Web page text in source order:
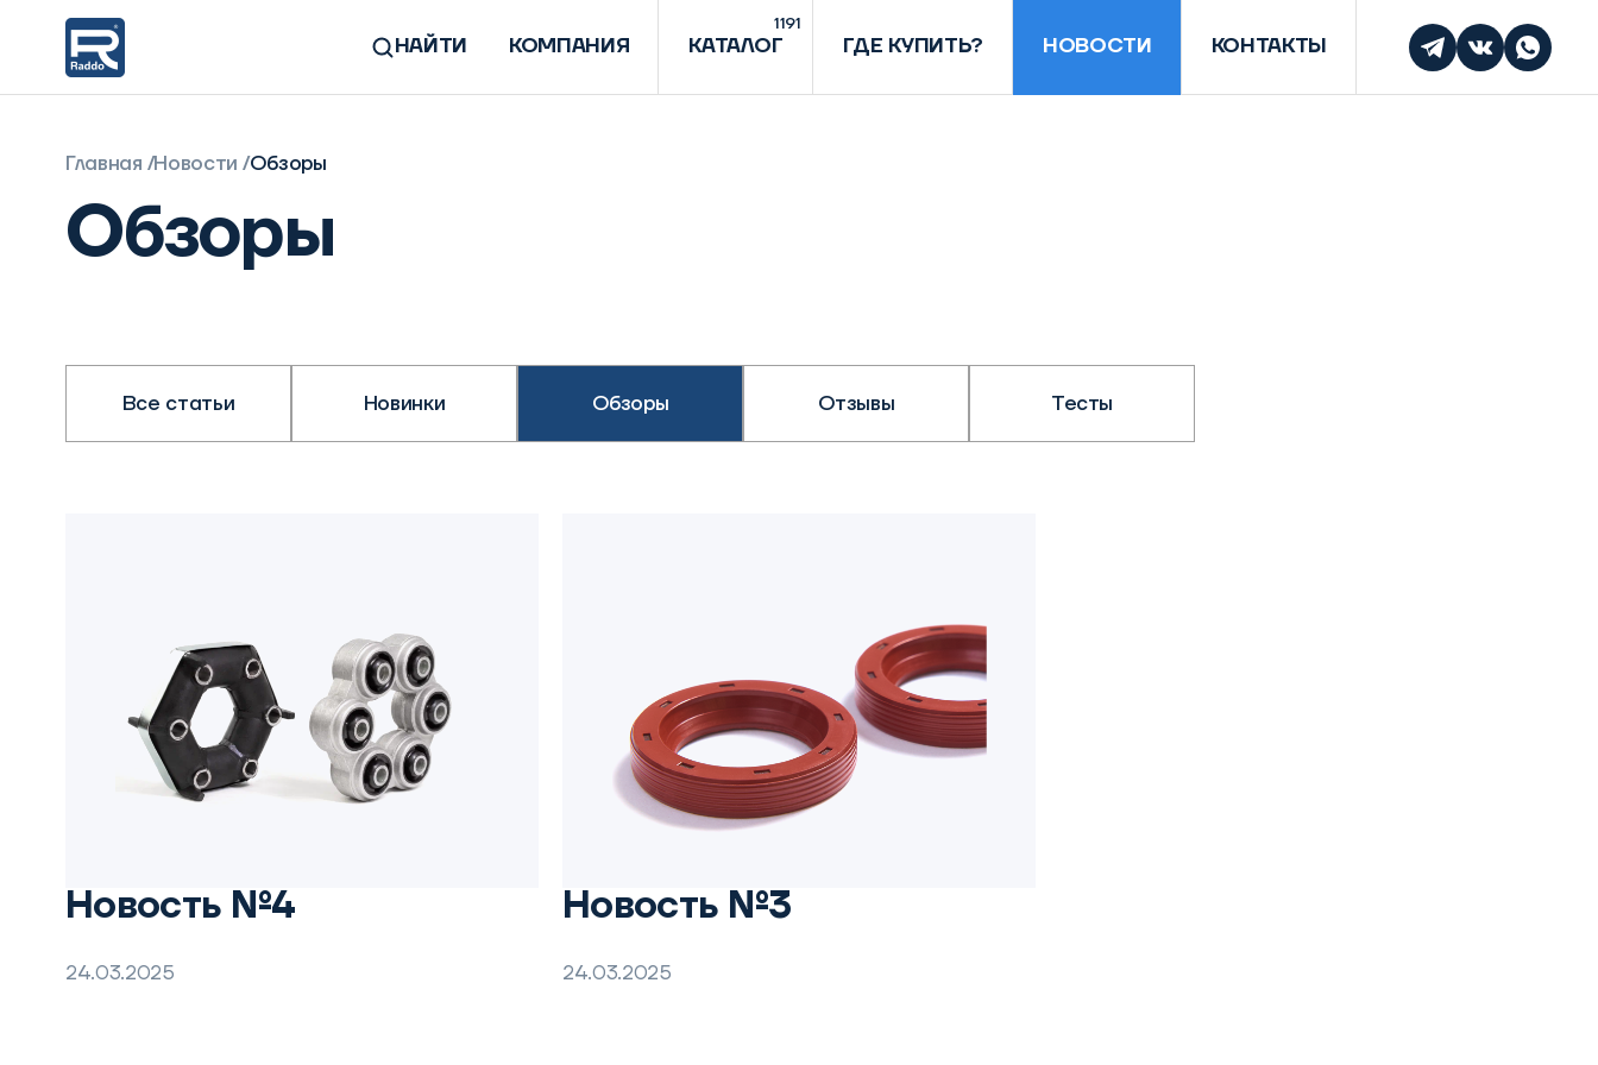
НАЙТИ КОМПАНИЯ КАТАЛОГ
1191
ГДЕ КУПИТЬ? НОВОСТИ КОНТАКТЫ
Главная Новости Обзоры
Обзоры
Все статьи Новинки Обзоры Отзывы Тесты
Новость №4
24.03.2025
Новость №3
24.03.2025